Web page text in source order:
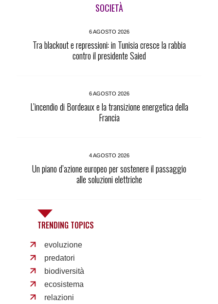
SOCIETÀ
6 AGOSTO 2026
Tra blackout e repressioni: in Tunisia cresce la rabbia
contro il presidente Saied
6 AGOSTO 2026
L’incendio di Bordeaux e la transizione energetica della
Francia
4 AGOSTO 2026
Un piano d’azione europeo per sostenere il passaggio
alle soluzioni elettriche
TRENDING TOPICS
evoluzione
predatori
biodiversità
ecosistema
relazioni